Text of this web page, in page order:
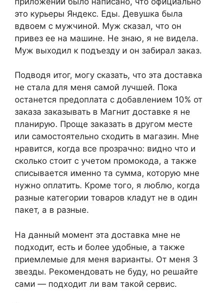
это курьеры Яндекс. Еды. Девушка была
вдвоем с мужчиной. Муж сказал, что он
привез ее на машине. Не знаю, я не видела.
Муж выходил к подъезду и он забирал заказ.
Подводя итог, могу сказать, что эта доставка
не стала для меня самой лучшей. Пока
останется предоплата с добавлением 10% от
заказа заказывать в Магнит доставке я не
планирую. Проще заказать в другом месте
или самостоятельно сходить в магазин. Мне
нравится, когда все прозрачно: видно что и
сколько стоит с учетом промокода, а также
списывается именно та сумма, которую мне
нужно оплатить. Кроме того, я люблю, когда
разные категории товаров кладут не в один
пакет, а в разные.
На данный момент эта доставка мне не
подходит, есть и более удобные, а также
приемлемые для меня варианты. От меня 3
звезды. Рекомендовать не буду, но решайте
сами — подходит ли вам такой сервис.